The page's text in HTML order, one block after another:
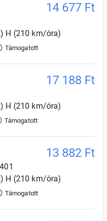
14 677 Ft
H (210 km/óra)
Támogatott
17 188 Ft
H (210 km/óra)
Támogatott
13 882 Ft
H (210 km/óra)
Támogatott